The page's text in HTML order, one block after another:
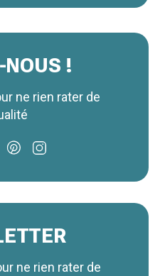
!
ne rien rater de
ne rien rater de